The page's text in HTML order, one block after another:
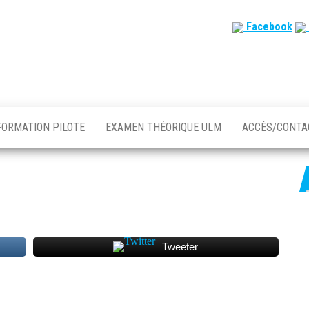
Facebook
PILOTE EXAMEN THÉORIQUE ULM ACCÈS/
Tweeter